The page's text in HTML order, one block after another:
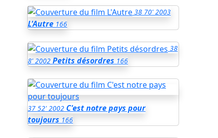
38 70' 2003
L'Autre 166
38
8' 2002 Petits désordres 166
37 52' 2002 C'est notre pays pour
toujours 166